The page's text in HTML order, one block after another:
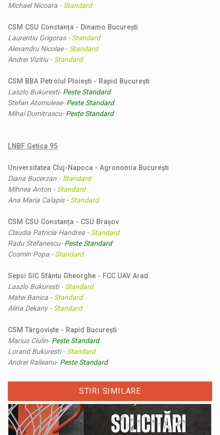
Michael Nicoara - Standard
CSM CSU Constanța - Dinamo București
Laurentiu Grigoras- Standard
Alexandru Nicolae- Standard
Andrei Vizitiu- Standard
CSM BBA Petrolul Ploiești - Rapid București
Laszlo Bukuresti- Peste Standard
Stefan Atomulese- Peste Standard
Mihai Dumitrascu- Peste Standard
LNBF Getica 95
Universitatea Cluj-Napoca - Agronomia București
Diana Bucerzan - Standard
Mihnea Anton - Standard
Ana Maria Calapis- Standard
CSM CSU Constanța - CSU Brașov
Claudia Patricia Handrea - Standard
Radu Stefanescu- Peste Standard
Cosmin Popa - Standard
Sepsi SIC Sfântu Gheorghe - FCC UAV Arad
Laszlo Bukuresti- Standard
Matei Banica - Standard
Alina Dekany- Standard
CSM Târgoviște - Rapid București
Marius Ciulin- Peste Standard
Lorand Bukuresti - Standard
Andrei Raileanu- Peste Standard
STIRI SIMILARE